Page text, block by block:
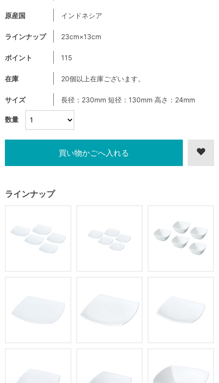
数量
原産国 インドネシア
ラインナップ 23cm×13cm
ポイント 115
在庫 20個以上在庫ございます。
サイズ 長径：230mm 短径：130mm 高さ：24mm
ラインナップ